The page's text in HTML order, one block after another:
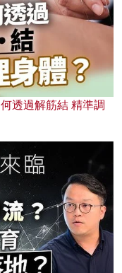
透過解筋結 精準調